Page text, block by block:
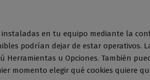
en tu equipo mediante la
podrían dejar de estar operativos.
u Opciones. También
momento elegir qué cookies quiere